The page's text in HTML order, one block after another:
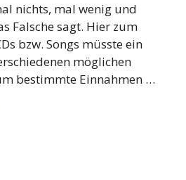
nichts, mal wenig und
Falsche sagt. Hier zum
bzw. Songs müsste ein
möglichen
bestimmte Einnahmen …